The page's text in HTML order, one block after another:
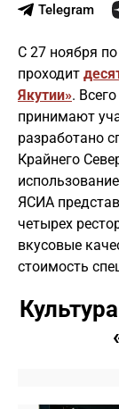
Telegram
С 27 ноября
проходит
Якутии».
принимают
разработано
Крайнего
ЯСИА
четырех
вкусовые
стоимость